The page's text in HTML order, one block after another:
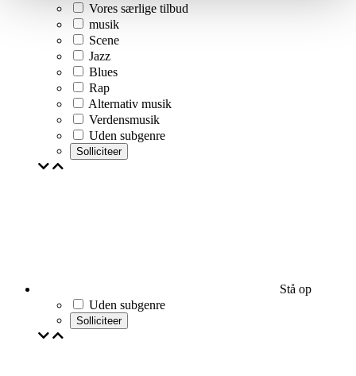
Vores særlige tilbud
musik
Scene
Jazz
Blues
Rap
Alternativ musik
Verdensmusik
Uden subgenre
Solliciteer
Stå op
Uden subgenre
Solliciteer